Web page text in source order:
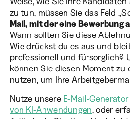
zu tun, müssen Sie das Feld
Mail, mit der eine Bewerbung
Wann sollten Sie diese
Wie drückst du es aus und
professionell und fürsorglich?
können Sie diesen Moment zu
nutzen, um Ihre
Nutze unsere E-Mail-
von KI-Anwendungen, oder